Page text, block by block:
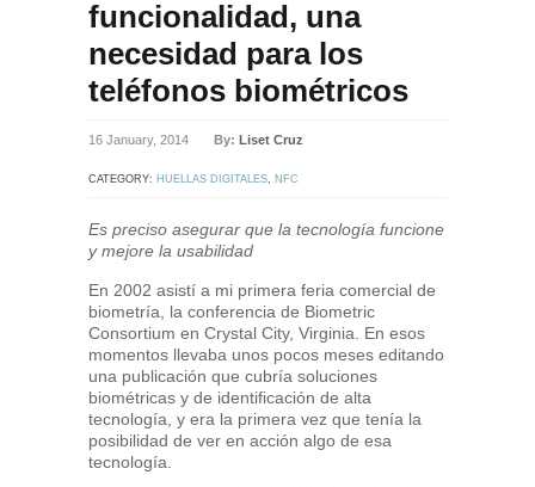
funcionalidad, una
necesidad para los
teléfonos biométricos
16 January, 2014 By: Liset Cruz
CATEGORY: HUELLAS DIGITALES, NFC
Es preciso asegurar que la tecnología funcione
y mejore la usabilidad
En 2002 asistí a mi primera feria comercial de
biometría, la conferencia de Biometric
Consortium en Crystal City, Virginia. En esos
momentos llevaba unos pocos meses editando
una publicación que cubría soluciones
biométricas y de identificación de alta
tecnología, y era la primera vez que tenía la
posibilidad de ver en acción algo de esa
tecnología.